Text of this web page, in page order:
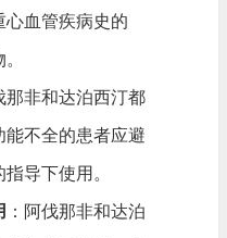
心血管疾病史的
那非和达泊西汀都
不全的患者应避
导下使用。
：阿伐那非和达泊